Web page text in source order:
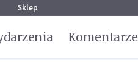
Sklep
Komentarze